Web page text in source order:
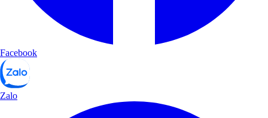
Facebook
Zalo